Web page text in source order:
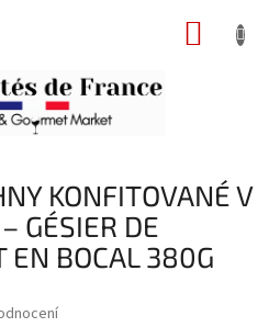
KONFITOVANÉ V
GÉSIER DE
EN BOCAL 380G